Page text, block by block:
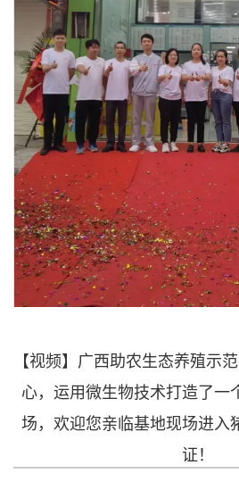
【视频】广西助农生态养殖示
心，运用微生物技术打造了一
场，欢迎您亲临基地现场进入
证！